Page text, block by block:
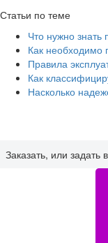
Статьи по теме
Что нужно знать
Как необходимо
Правила
Как
Насколько
Заказать, или задать